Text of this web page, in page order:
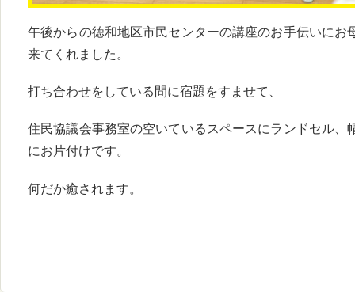
午後からの徳和地区市民センターの講座のお手伝いにお
来てくれました。
打ち合わせをしている間に宿題をすませて、
住民協議会事務室の空いているスペースにランドセル、
にお片付けです。
何だか癒されます。